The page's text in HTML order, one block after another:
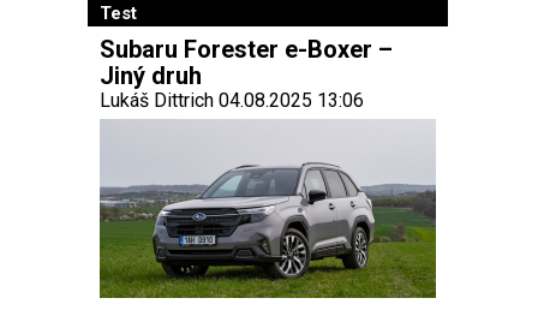
Test
Subaru Forester e-Boxer –
Jiný druh
Lukáš Dittrich 04.08.2025 13:06